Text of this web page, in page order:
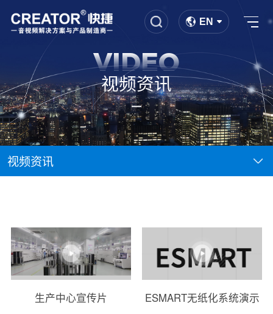
EN
VIDEO
视频资讯
视频资讯
生产中心宣传片 ESMART无纸化系统演示